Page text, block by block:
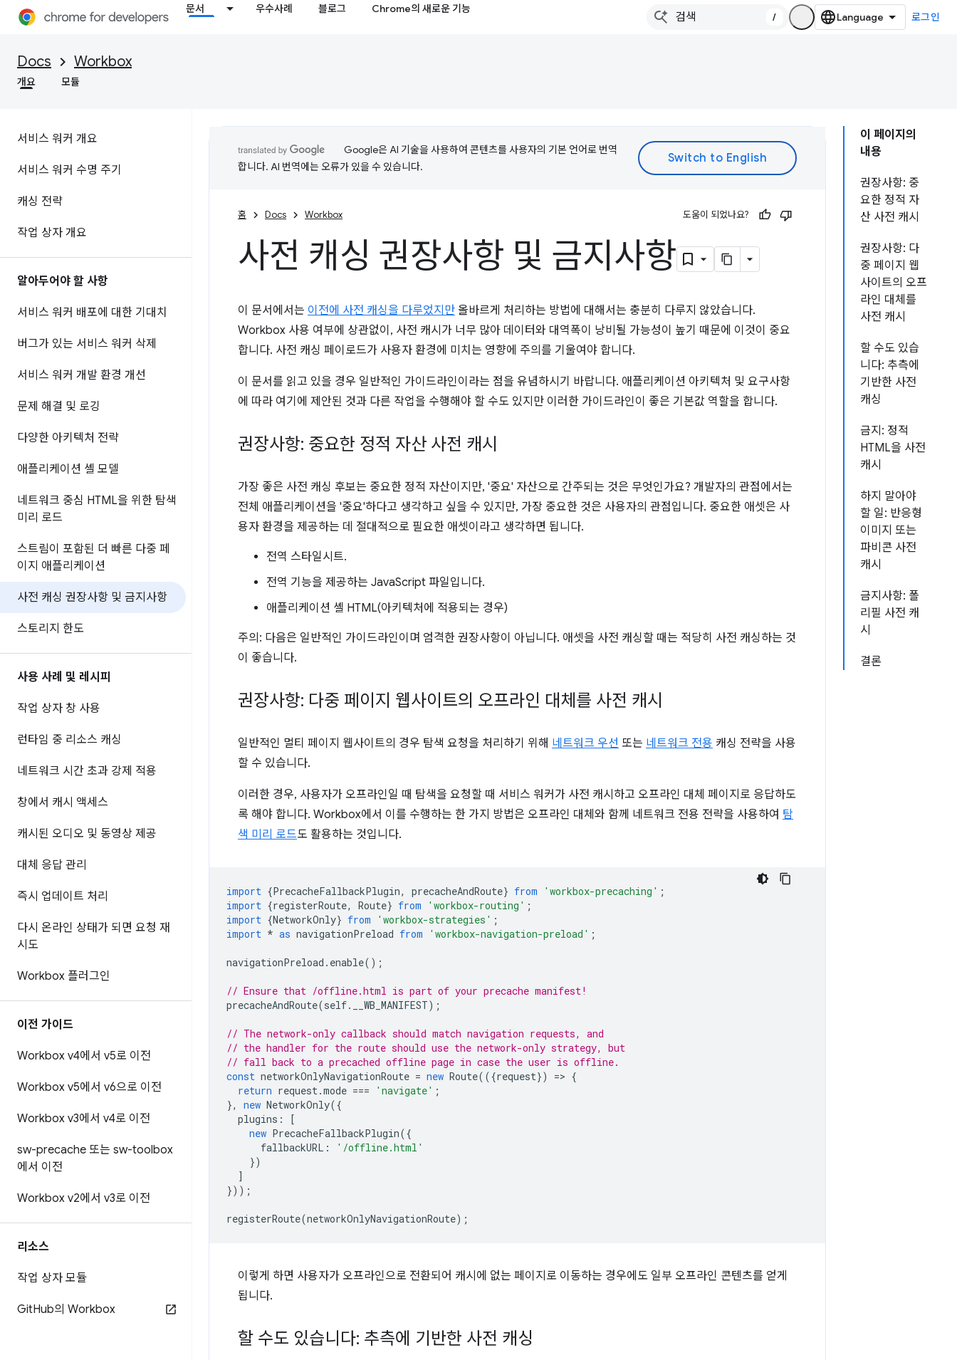
문서 우수사례 블로그 Chrome의 새로운 기능
/ 로그인
Docs Workbox
개요 모듈
서비스 워커 개요
서비스 워커 수명 주기
캐싱 전략
작업 상자 개요
알아두어야 할 사항
서비스 워커 배포에 대한 기대치
버그가 있는 서비스 워커 삭제
서비스 워커 개발 환경 개선
문제 해결 및 로깅
다양한 아키텍처 전략
애플리케이션 셸 모델
네트워크 중심 HTML을 위한 탐색
미리 로드
스트림이 포함된 더 빠른 다중 페
이지 애플리케이션
사전 캐싱 권장사항 및 금지사항
스토리지 한도
사용 사례 및 레시피
작업 상자 창 사용
런타임 중 리소스 캐싱
네트워크 시간 초과 강제 적용
창에서 캐시 액세스
캐시된 오디오 및 동영상 제공
대체 응답 관리
즉시 업데이트 처리
다시 온라인 상태가 되면 요청 재
시도
Workbox 플러그인
이전 가이드
Workbox v4에서 v5로 이전
Workbox v5에서 v6으로 이전
Workbox v3에서 v4로 이전
sw-precache 또는 sw-toolbox
에서 이전
Workbox v2에서 v3로 이전
리소스
작업 상자 모듈
GitHub의 Workbox
이 페이지의
내용
권장사항: 중
요한 정적 자
산 사전 캐시
권장사항: 다
중 페이지 웹
사이트의 오프
라인 대체를
사전 캐시
할 수도 있습
니다: 추측에
기반한 사전
캐싱
금지: 정적
HTML을 사전
캐시
하지 말아야
할 일: 반응형
이미지 또는
파비콘 사전
캐시
금지사항: 폴
리필 사전 캐
시
결론
Google은 AI 기술을 사용하여 콘텐츠를 사용자의 기본 언어로 번역
합니다. AI 번역에는 오류가 있을 수 있습니다.
홈 Docs Workbox 도움이 되었나요?
사전 캐싱 권장사항 및 금지사항
이 문서에서는 이전에 사전 캐싱을 다루었지만 올바르게 처리하는 방법에 대해서는 충분히 다루지 않았습니다.
Workbox 사용 여부에 상관없이, 사전 캐시가 너무 많아 데이터와 대역폭이 낭비될 가능성이 높기 때문에 이것이 중요
합니다. 사전 캐싱 페이로드가 사용자 환경에 미치는 영향에 주의를 기울여야 합니다.
이 문서를 읽고 있을 경우 일반적인 가이드라인이라는 점을 유념하시기 바랍니다. 애플리케이션 아키텍처 및 요구사항
에 따라 여기에 제안된 것과 다른 작업을 수행해야 할 수도 있지만 이러한 가이드라인이 좋은 기본값 역할을 합니다.
권장사항: 중요한 정적 자산 사전 캐시
가장 좋은 사전 캐싱 후보는 중요한 정적 자산이지만, '중요' 자산으로 간주되는 것은 무엇인가요? 개발자의 관점에서는
전체 애플리케이션을 '중요'하다고 생각하고 싶을 수 있지만, 가장 중요한 것은 사용자의 관점입니다. 중요한 애셋은 사
용자 환경을 제공하는 데 절대적으로 필요한 애셋이라고 생각하면 됩니다.
전역 스타일시트.
전역 기능을 제공하는 JavaScript 파일입니다.
애플리케이션 셸 HTML(아키텍처에 적용되는 경우)
주의: 다음은 일반적인 가이드라인이며 엄격한 권장사항이 아닙니다. 애셋을 사전 캐싱할 때는 적당히 사전 캐싱하는 것
이 좋습니다.
권장사항: 다중 페이지 웹사이트의 오프라인 대체를 사전 캐시
일반적인 멀티 페이지 웹사이트의 경우 탐색 요청을 처리하기 위해 네트워크 우선 또는 네트워크 전용 캐싱 전략을 사용
할 수 있습니다.
이러한 경우, 사용자가 오프라인일 때 탐색을 요청할 때 서비스 워커가 사전 캐시하고 오프라인 대체 페이지로 응답하도
록 해야 합니다. Workbox에서 이를 수행하는 한 가지 방법은 오프라인 대체와 함께 네트워크 전용 전략을 사용하여 탐
색 미리 로드도 활용하는 것입니다.
import {PrecacheFallbackPlugin, precacheAndRoute} from 'workbox-precaching' ;
import {registerRoute, Route} from 'workbox-routing' ;
import {NetworkOnly} from 'workbox-strategies' ;
import * as navigationPreload from 'workbox-navigation-preload' ;
navigationPreload . enable();
// Ensure that /offline.html is part of your precache manifest!
precacheAndRoute(self. __WB_MANIFEST);
// The network-only callback should match navigation requests, and
// the handler for the route should use the network-only strategy, but
// fall back to a precached offline page in case the user is offline.
const networkOnlyNavigationRoute = new Route(({request}) => {
return request.mode === 'navigate' ;
},
new NetworkOnly({
plugins :
[
new PrecacheFallbackPlugin({
fallbackURL :
'/offline.html'
})
]
}));
registerRoute(networkOnlyNavigationRoute);
이렇게 하면 사용자가 오프라인으로 전환되어 캐시에 없는 페이지로 이동하는 경우에도 일부 오프라인 콘텐츠를 얻게
됩니다.
할 수도 있습니다: 추측에 기반한 사전 캐싱